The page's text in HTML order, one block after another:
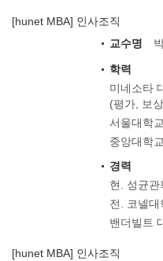
[hunet MBA] 인사조직
교수명
학력
미네소타
(평가, 보
서울대학
중앙대학
경력
현. 성균
전. 코넬대
밴더빌트
[hunet MBA] 인사조직